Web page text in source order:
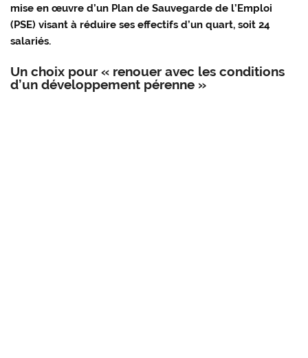
mise en œuvre d’un Plan de Sauvegarde de l’Emploi
(PSE) visant à réduire ses effectifs d’un quart, soit 24
salariés.
Un choix pour « renouer avec les conditions
d’un développement pérenne »